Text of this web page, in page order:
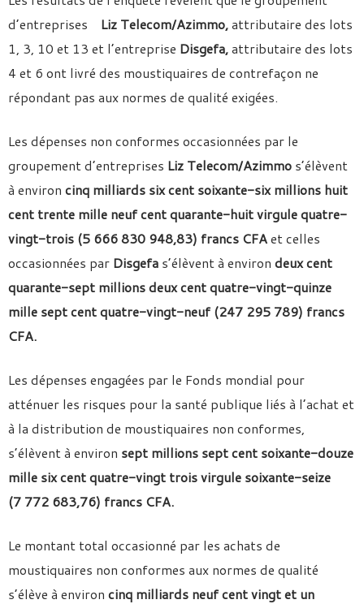
d’entreprises Liz Telecom/Azimmo,attributaire des lots
1, 3, 10 et 13 et l’entreprise Disgefa,attributaire des lots
4 et 6 ont livré des moustiquaires de contrefaçon ne
répondant pas aux normes de qualité exigées.
Les dépenses non conformes occasionnées par le
groupement d’entreprises Liz Telecom/Azimmo s’élèvent
à environ cinq milliards six cent soixante-six millions huit
cent trente mille neuf cent quarante-huit virgule quatre-
vingt-trois (5 666 830 948,83) francs CFAet celles
occasionnées par Disgefa s’élèvent à environ deux cent
quarante-sept millions deux cent quatre-vingt-quinze
mille sept cent quatre-vingt-neuf (247 295 789) francs
CFA.
Les dépenses engagées par le Fonds mondial pour
atténuer les risques pour la santé publique liés à l’achat et
à la distribution de moustiquaires non conformes,
s’élèvent à environ sept millions sept cent soixante-douze
mille six cent quatre-vingt trois virgule soixante-seize
(7 772 683,76) francs CFA.
Le montant total occasionné par les achats de
moustiquaires non conformes aux normes de qualité
s’élève à environ cinq milliards neuf cent vingt et un